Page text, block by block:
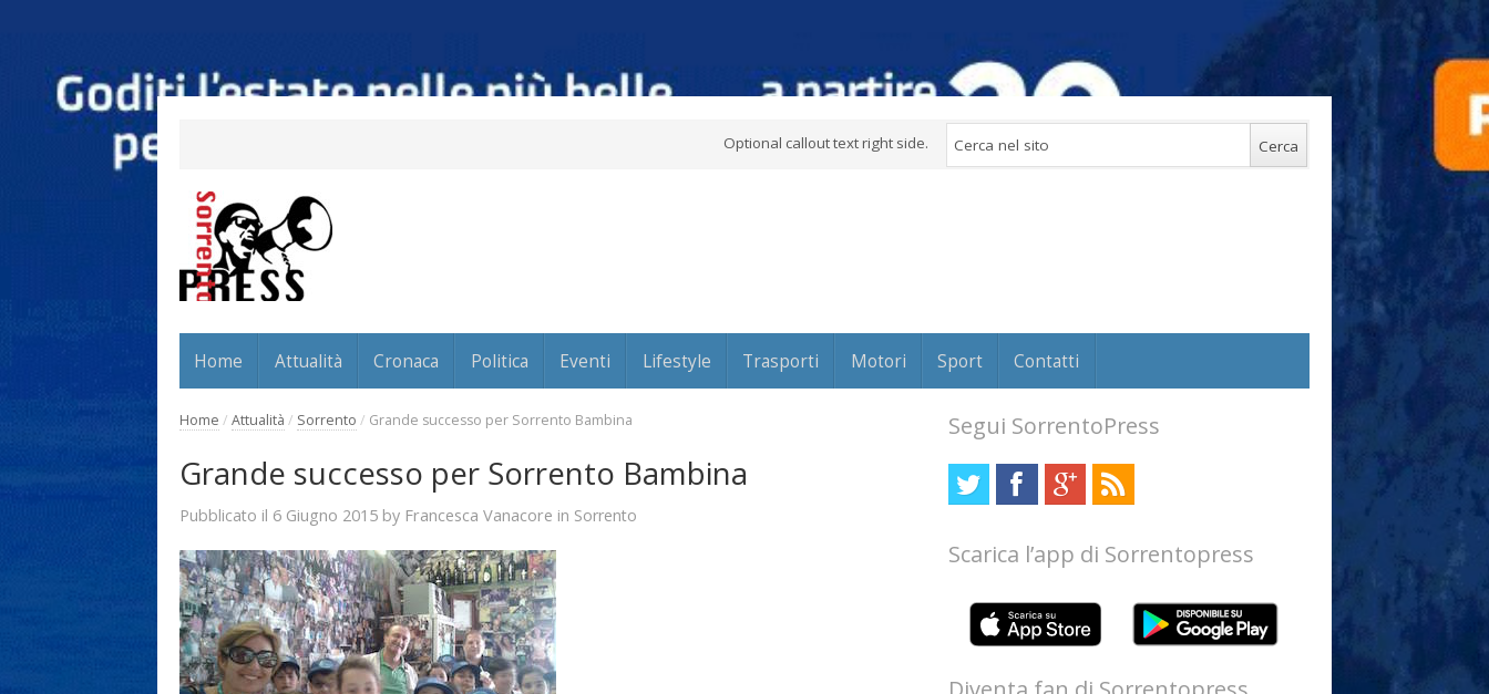
Optional callout text right side.
Home Attualità Cronaca Politica Eventi Lifestyle Trasporti Motori Sport Contatti
Home / Attualità / Sorrento / Grande successo per Sorrento Bambina
Grande successo per Sorrento Bambina
Pubblicato il 6 Giugno 2015 by Francesca Vanacore in Sorrento
Segui SorrentoPress
Scarica l’app di Sorrentopress